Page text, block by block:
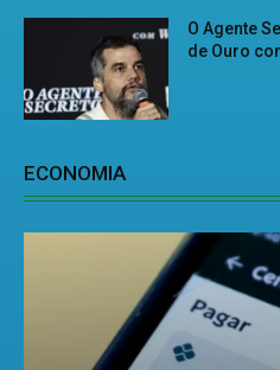
O Agente
de Ouro
ECONOMIA